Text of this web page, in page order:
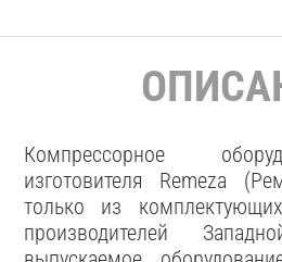
Компрессорное
изготовителя Remeza
только из
производителей